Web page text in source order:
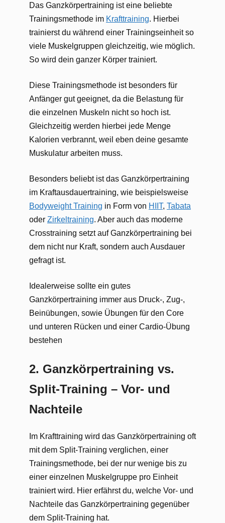
Das Ganzkörpertraining ist eine beliebte
Trainingsmethode im Krafttraining. Hierbei
trainierst du während einer Trainingseinheit so
viele Muskelgruppen gleichzeitig, wie möglich.
So wird dein ganzer Körper trainiert.
Diese Trainingsmethode ist besonders für
Anfänger gut geeignet, da die Belastung für
die einzelnen Muskeln nicht so hoch ist.
Gleichzeitig werden hierbei jede Menge
Kalorien verbrannt, weil eben deine gesamte
Muskulatur arbeiten muss.
Besonders beliebt ist das Ganzkörpertraining
im Kraftausdauertraining, wie beispielsweise
Bodyweight Training in Form von HIIT, Tabata
oder Zirkeltraining. Aber auch das moderne
Crosstraining setzt auf Ganzkörpertraining bei
dem nicht nur Kraft, sondern auch Ausdauer
gefragt ist.
Idealerweise sollte ein gutes
Ganzkörpertraining immer aus Druck-, Zug-,
Beinübungen, sowie Übungen für den Core
und unteren Rücken und einer Cardio-Übung
bestehen
2. Ganzkörpertraining vs.
Split-Training – Vor- und
Nachteile
Im Krafttraining wird das Ganzkörpertraining oft
mit dem Split-Training verglichen, einer
Trainingsmethode, bei der nur wenige bis zu
einer einzelnen Muskelgruppe pro Einheit
trainiert wird. Hier erfährst du, welche Vor- und
Nachteile das Ganzkörpertraining gegenüber
dem Split-Training hat.